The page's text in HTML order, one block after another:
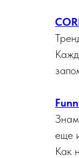
еще
Как